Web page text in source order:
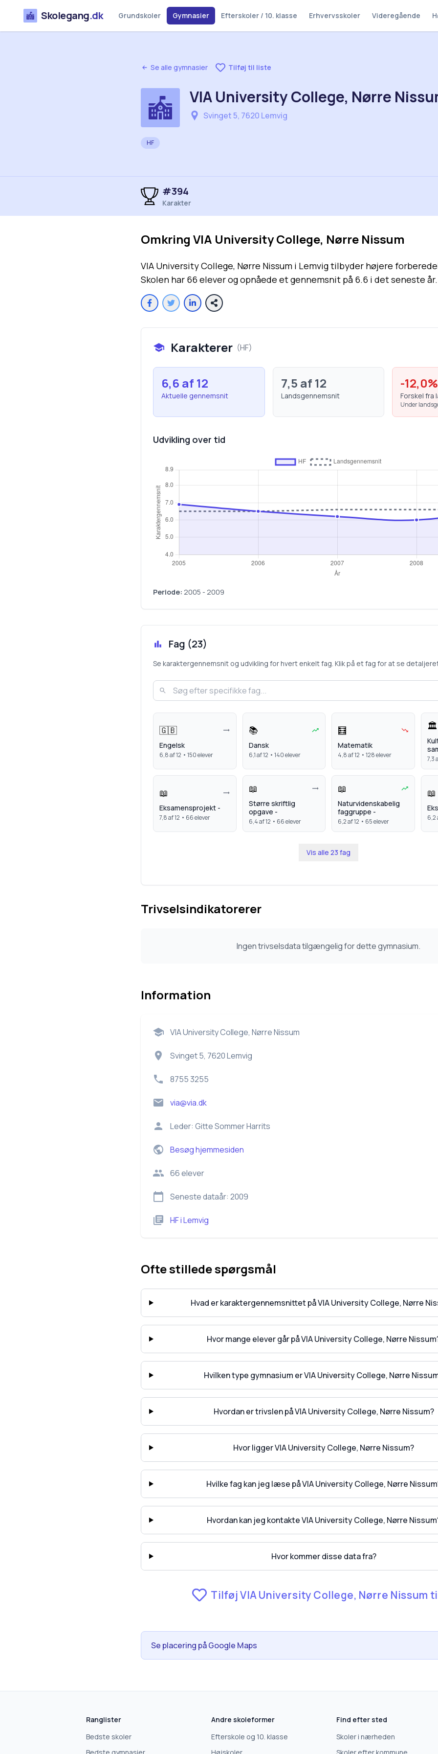
Skolegang.dk Grundskoler Gymnasier Efterskoler / 10. klasse Erhvervsskoler Videregående
Se alle gymnasier Tilføj til liste
VIA University College, Nørre
Svinget 5, 7620 Lemvig
HF
#394
Karakter
Omkring VIA University College, Nørre Nissum
VIA University College, Nørre Nissum i Lemvig tilbyder højere
Skolen har 66 elever og opnåede et gennemsnit på 6.6 i det seneste år.
Karakterer (HF)
6,6 af 12
Aktuelle gennemsnit
7,5 af 12
Landsgennemsnit
-12,0%
Forskel fra
Under
Udvikling over tid
Periode: 2005 - 2009
Fag (23)
Se karaktergennemsnit og udvikling for hvert enkelt fag. Klik på et fag for at se
🇬🇧
Engelsk
6,8af 12 • 150elever
📚
Dansk
6,1af 12 • 140elever
🧮
Matematik
4,8af 12 • 128elever
🏛️
7,3
📖
Eksamensprojekt -
7,8af 12 • 66elever
📖
Større skriftlig
opgave -
6,4af 12 • 66elever
📖
Naturvidenskabelig
faggruppe -
6,2af 12 • 65elever
📖
6,2
Vis alle 23 fag
Trivselsindikatorerer
Ingen trivselsdata tilgængelig for dette gymnasium.
Information
VIA University College, Nørre Nissum
Svinget 5, 7620 Lemvig
8755 3255
via@via.dk
Leder: Gitte Sommer Harrits
Besøg hjemmesiden
66elever
Seneste dataår: 2009
HFiLemvig
Ofte stillede spørgsmål
Hvad er karaktergennemsnittet på VIA University College, Nørre
Hvor mange elever går på VIA University College, Nørre
Hvilken type gymnasium er VIA University College, Nørre
Hvordan er trivslen på VIA University College, Nørre Nissum?
Hvor ligger VIA University College, Nørre Nissum?
Hvilke fag kan jeg læse på VIA University College, Nørre
Hvordan kan jeg kontakte VIA University College, Nørre
Hvor kommer disse data fra?
Tilføj VIA University College, Nørre Nissum
Se placering på Google Maps
Ranglister
Bedste skoler
Andre skoleformer
Efterskole og 10. klasse
Find efter sted
Skoler i nærheden